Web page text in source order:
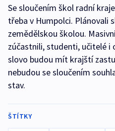
Se sloučením škol radní
třeba v Humpolci. Plánovali
zemědělskou školou.
zúčastnili, studenti, učitelé i
slovo budou mít krajští
nebudou se sloučením
stav.
ŠTÍTKY